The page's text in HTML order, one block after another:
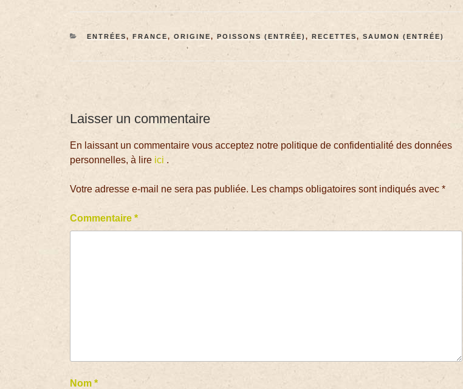
ENTRÉES, FRANCE, ORIGINE, POISSONS (ENTRÉE) , RECETTES, SAUMON (ENTRÉE)
Laisser un commentaire
En laissant un commentaire vous acceptez notre politique de confidentialité des données
personnelles, à lire ici .
Votre adresse e-mail ne sera pas publiée. Les champs obligatoires sont indiqués avec*
Commentaire*
Nom*